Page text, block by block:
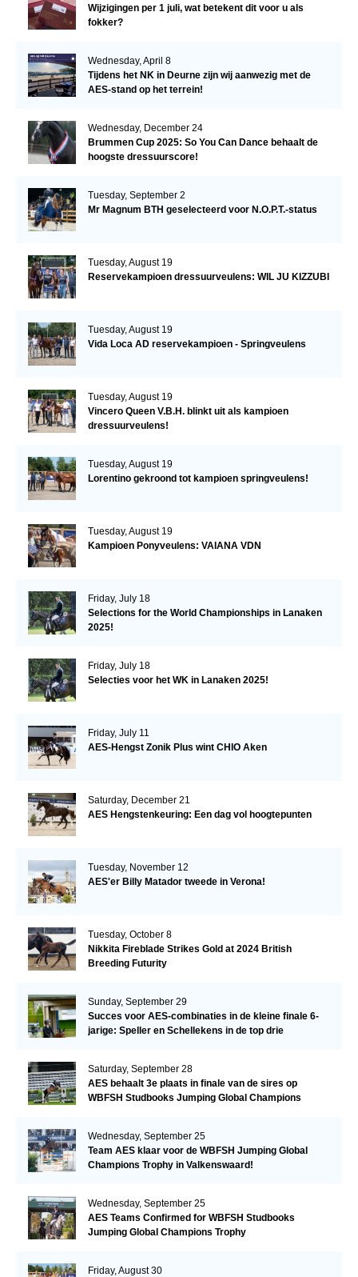
Wijzigingen per 1 juli, wat betekent dit voor u als
fokker?
Wednesday, April 8
Tijdens het NK in Deurne zijn wij aanwezig met de
AES-stand op het terrein!
Wednesday, December 24
Brummen Cup 2025: So You Can Dance behaalt de
hoogste dressuurscore!
Tuesday, September 2
Mr Magnum BTH geselecteerd voor N.O.P.T.-status
Tuesday, August 19
Reservekampioen dressuurveulens: WIL JU KIZZUBI
Tuesday, August 19
Vida Loca AD reservekampioen - Springveulens
Tuesday, August 19
Vincero Queen V.B.H. blinkt uit als kampioen
dressuurveulens!
Tuesday, August 19
Lorentino gekroond tot kampioen springveulens!
Tuesday, August 19
Kampioen Ponyveulens: VAIANA VDN
Friday, July 18
Selections for the World Championships in Lanaken
2025!
Friday, July 18
Selecties voor het WK in Lanaken 2025!
Friday, July 11
AES-Hengst Zonik Plus wint CHIO Aken
Saturday, December 21
AES Hengstenkeuring: Een dag vol hoogtepunten
Tuesday, November 12
AES'er Billy Matador tweede in Verona!
Tuesday, October 8
Nikkita Fireblade Strikes Gold at 2024 British
Breeding Futurity
Sunday, September 29
Succes voor AES-combinaties in de kleine finale 6-
jarige: Speller en Schellekens in de top drie
Saturday, September 28
AES behaalt 3e plaats in finale van de sires op
WBFSH Studbooks Jumping Global Champions
Wednesday, September 25
Team AES klaar voor de WBFSH Jumping Global
Champions Trophy in Valkenswaard!
Wednesday, September 25
AES Teams Confirmed for WBFSH Studbooks
Jumping Global Champions Trophy
Friday, August 30